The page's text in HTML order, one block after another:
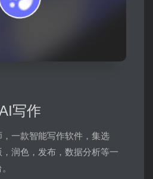
写作
一款智能写作软件，集选
润色，发布，数据分析等一